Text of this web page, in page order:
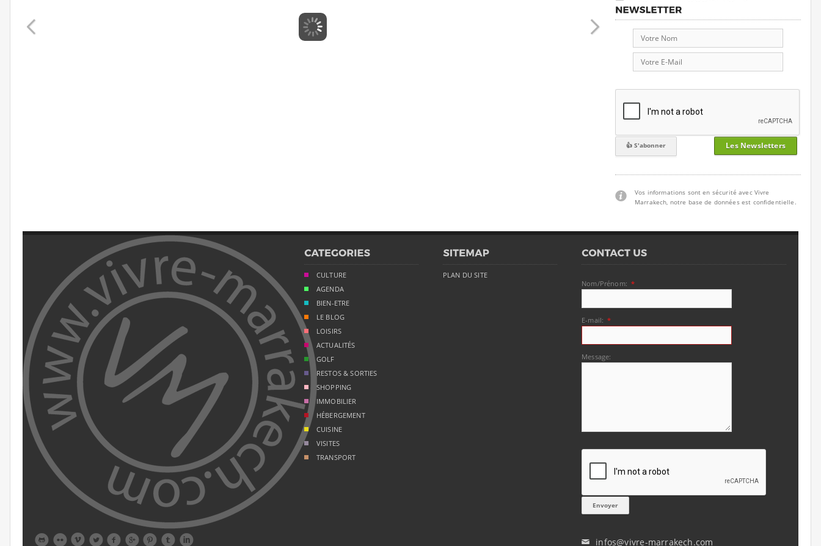
Les Newsletters
Vos informations sont en sécurité avec Vivre
Marrakech, notre base de données est confidentielle.
        
CULTURE
AGENDA
BIEN-ETRE
LE BLOG
LOISIRS
ACTUALITÉS
GOLF
RESTOS & SORTIES
SHOPPING
IMMOBILIER
HÉBERGEMENT
CUISINE
VISITES
TRANSPORT
PLAN DU SITE
Nom/Prénom: *
E-mail: *
Message:
✉ infos@vivre-marrakech.com